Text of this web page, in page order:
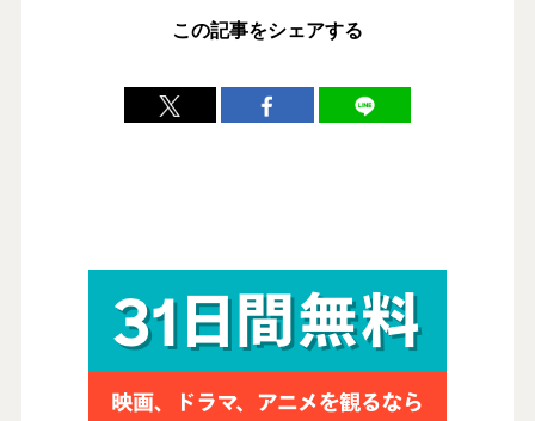
この記事をシェアする